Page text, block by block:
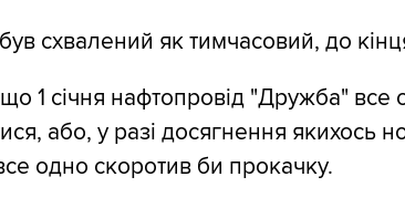
схвалений як тимчасовий, до
1 січня нафтопровід "Дружба" все
або, у разі досягнення якихось
одно скоротив би прокачку.